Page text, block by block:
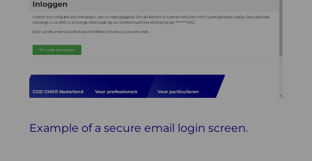
Example of a secure email login screen.